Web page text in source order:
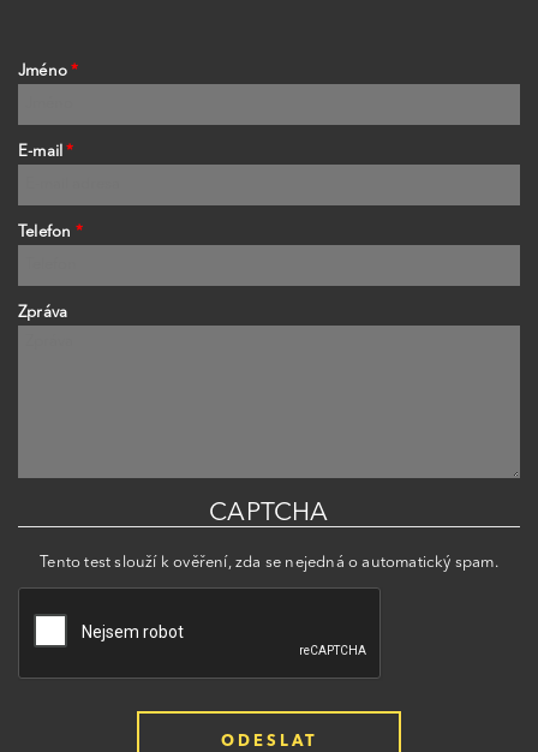
Jméno *
E-mail *
Telefon *
Zpráva
CAPTCHA
Tento test slouží k ověření, zda se nejedná o automatický spam.